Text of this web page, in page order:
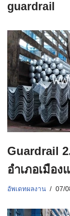
guardrail
Guardrail
อำเภอเมือ
อัพเดทผลงาน 07/